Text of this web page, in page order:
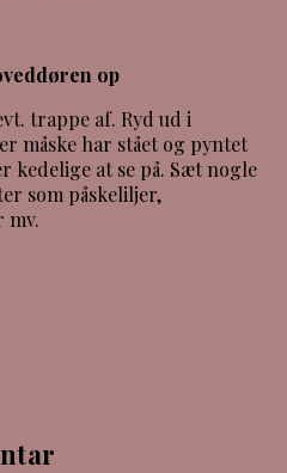
op
trappe af. Ryd ud i
måske har stået og pyntet
kedelige at se på. Sæt nogle
som påskeliljer,
mv.